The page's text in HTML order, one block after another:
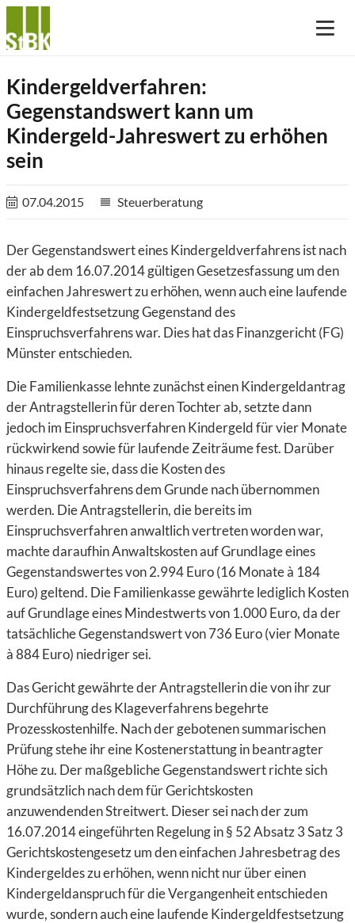
Kindergeldverfahren:
Gegenstandswert kann um
Kindergeld-Jahreswert zu erhöhen
sein
07.04.2015 reorder Steuerberatung
Der Gegenstandswert eines Kindergeldverfahrens ist nach
der ab dem 16.07.2014 gültigen Gesetzesfassung um den
einfachen Jahreswert zu erhöhen, wenn auch eine laufende
Kindergeldfestsetzung Gegenstand des
Einspruchsverfahrens war. Dies hat das Finanzgericht (FG)
Münster entschieden.
Die Familienkasse lehnte zunächst einen Kindergeldantrag
der Antragstellerin für deren Tochter ab, setzte dann
jedoch im Einspruchsverfahren Kindergeld für vier Monate
rückwirkend sowie für laufende Zeiträume fest. Darüber
hinaus regelte sie, dass die Kosten des
Einspruchsverfahrens dem Grunde nach übernommen
werden. Die Antragstellerin, die bereits im
Einspruchsverfahren anwaltlich vertreten worden war,
machte daraufhin Anwaltskosten auf Grundlage eines
Gegenstandswertes von 2.994 Euro (16 Monate à 184
Euro) geltend. Die Familienkasse gewährte lediglich Kosten
auf Grundlage eines Mindestwerts von 1.000 Euro, da der
tatsächliche Gegenstandswert von 736 Euro (vier Monate
à 884 Euro) niedriger sei.
Das Gericht gewährte der Antragstellerin die von ihr zur
Durchführung des Klageverfahrens begehrte
Prozesskostenhilfe. Nach der gebotenen summarischen
Prüfung stehe ihr eine Kostenerstattung in beantragter
Höhe zu. Der maßgebliche Gegenstandswert richte sich
grundsätzlich nach dem für Gerichtskosten
anzuwendenden Streitwert. Dieser sei nach der zum
16.07.2014 eingeführten Regelung in § 52 Absatz 3 Satz 3
Gerichtskostengesetz um den einfachen Jahresbetrag des
Kindergeldes zu erhöhen, wenn nicht nur über einen
Kindergeldanspruch für die Vergangenheit entschieden
wurde, sondern auch eine laufende Kindergeldfestsetzung